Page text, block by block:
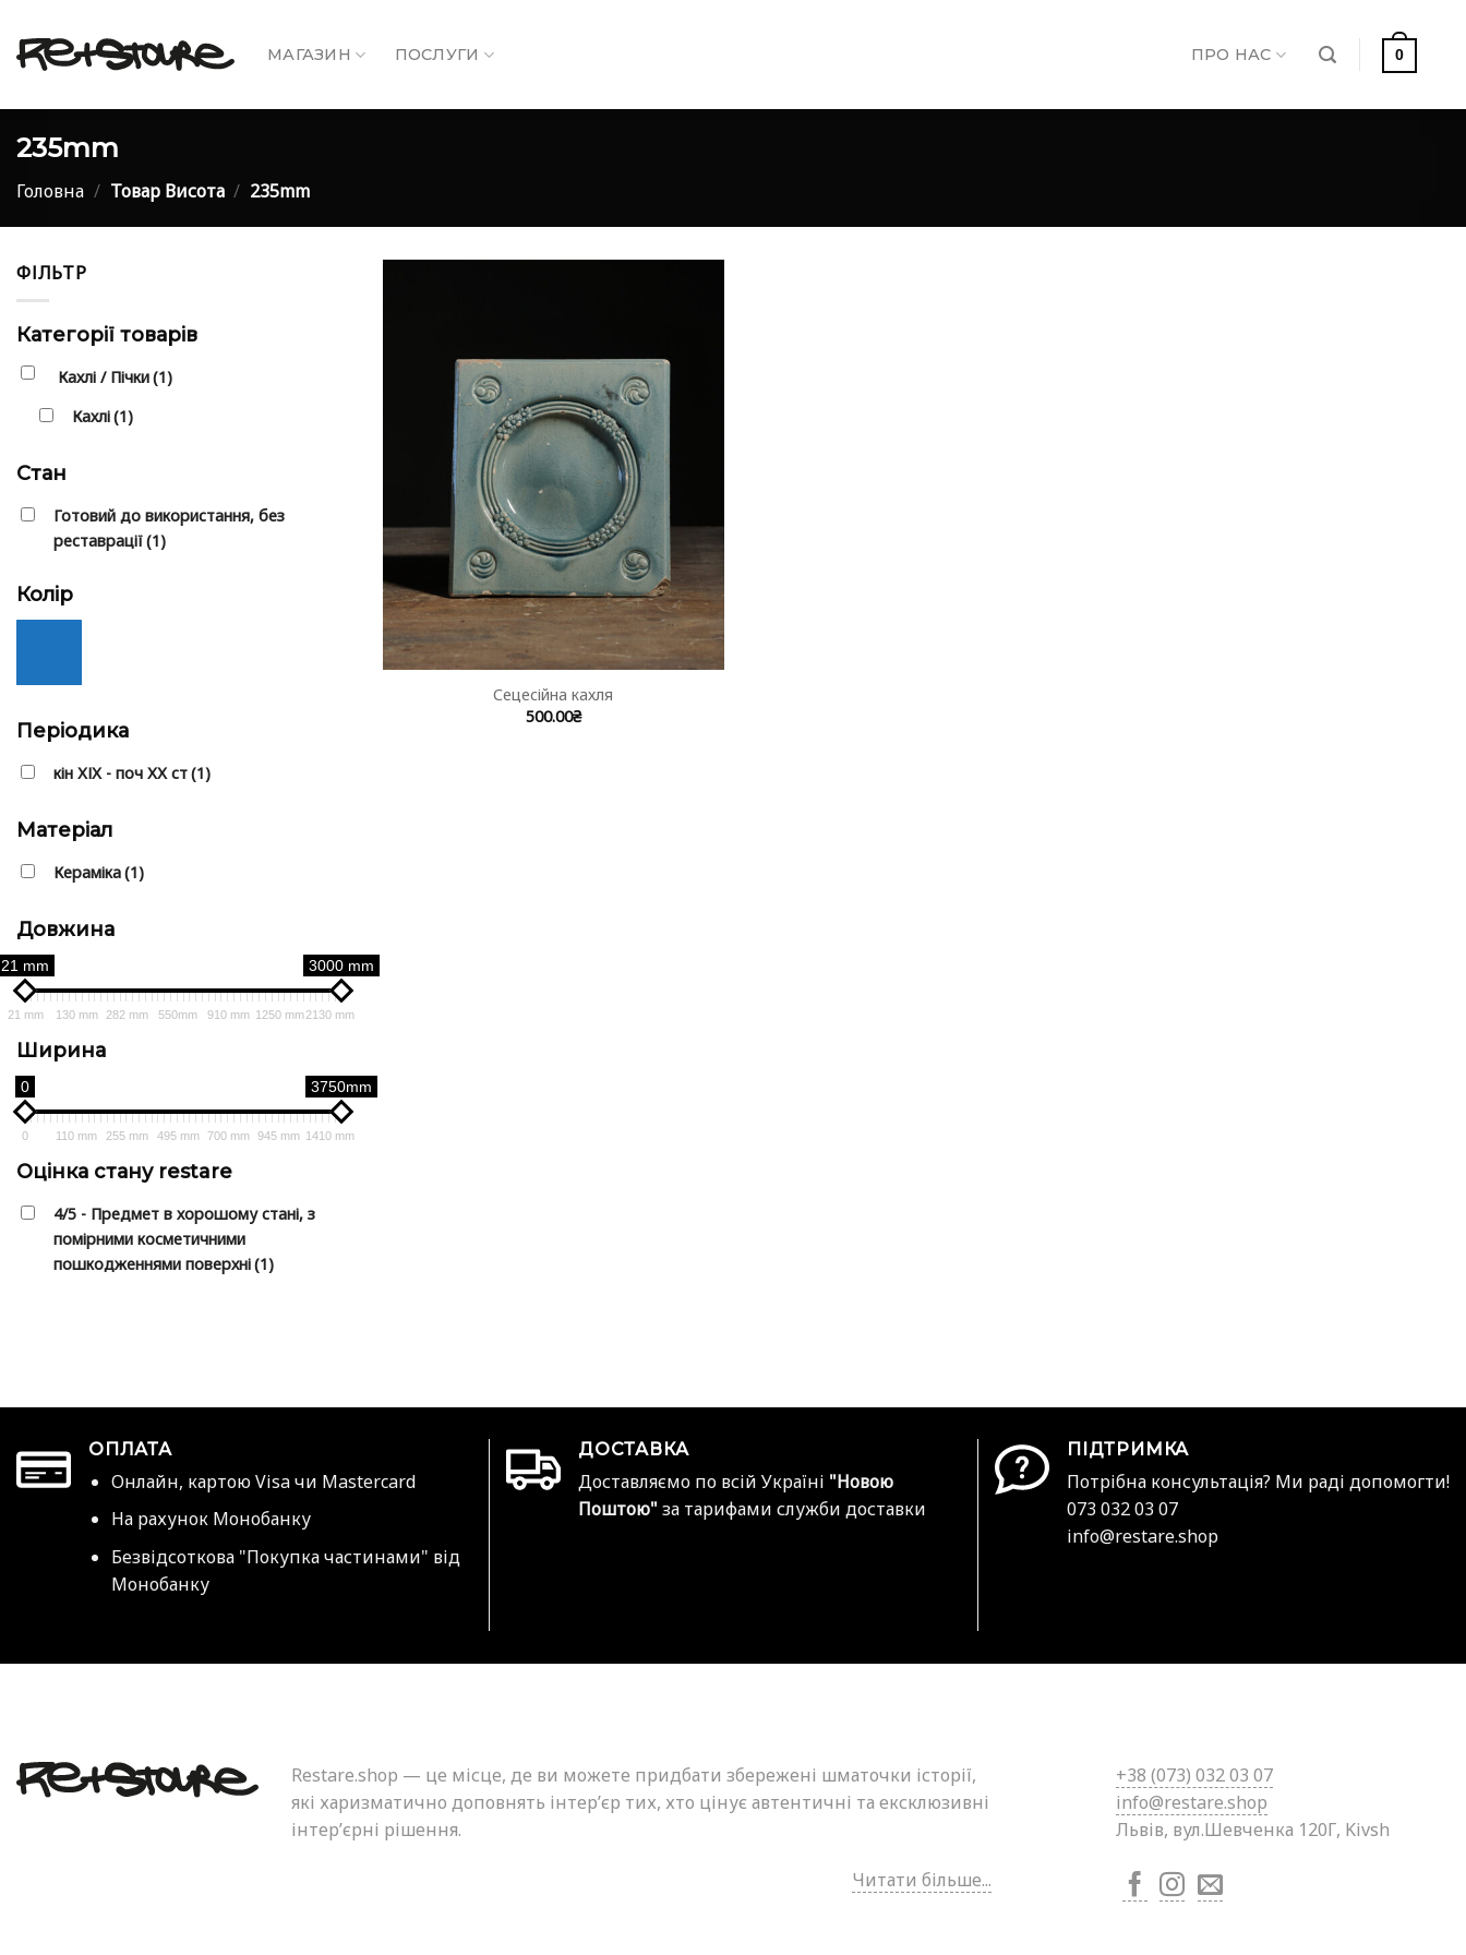
content
МАГАЗИН ПОСЛУГИ ПРО НАС 0
235mm
Головна / Товар Висота / 235mm
ФІЛЬТР
Категорії товарів
Кахлі / Пічки(1)
Кахлі(1)
Стан
Готовий до використання, без
реставрації(1)
Колір
Періодика
⁠кін ХІХ - поч ХХ ст(1)
Матеріал
Кераміка(1)
Довжина
21 mm 3000 mm
21 mm 130 mm 282 mm 550mm 910 mm 1250 mm 2130 mm
Ширина
0 3750mm
0 110 mm 255 mm 495 mm 700 mm 945 mm 1410 mm
Оцінка стану restare
4/5 - Предмет в хорошому стані, з
помірними косметичними
пошкодженнями поверхні(1)
Сецесійна кахля
500.00₴
ОПЛАТА
Онлайн, картою Visa чи Mastercard
На рахунок Монобанку
Безвідсоткова "Покупка частинами" від
Монобанку
ДОСТАВКА
Доставляємо по всій Україні "Новою
Поштою" за тарифами служби доставки
ПІДТРИМКА
Потрібна консультація? Ми раді допомогти!
073 032 03 07
info@restare.shop
Restare.shop — це місце, де ви можете придбати збережені шматочки історії,
які харизматично доповнять інтер’єр тих, хто цінує автентичні та ексклюзивні
інтер’єрні рішення.
Читати більше...
+38 (073) 032 03 07
info@restare.shop
Львів, вул.Шевченка 120Г, Kivsh